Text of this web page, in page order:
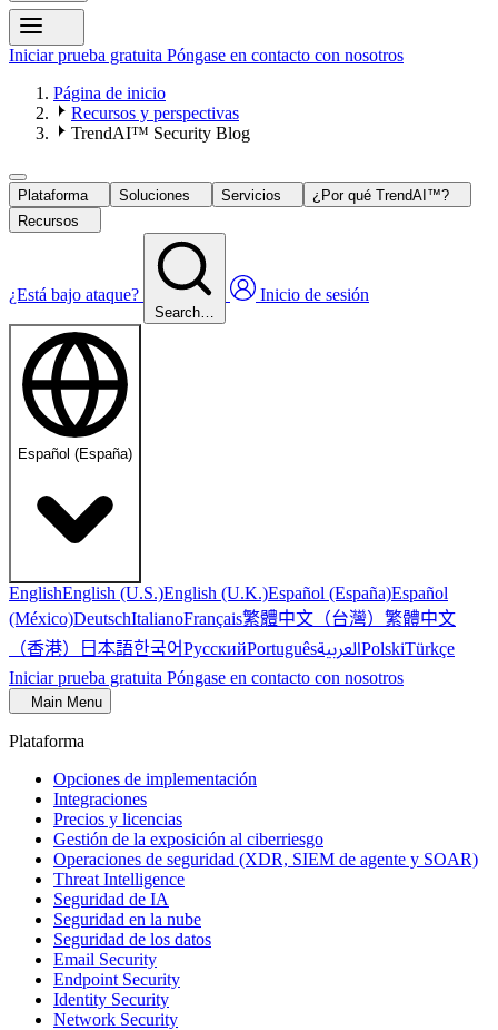
Iniciar prueba gratuita Póngase en contacto con nosotros
Página de inicio
Recursos y perspectivas
TrendAI™ Security Blog
Plataforma Soluciones Servicios
¿Por qué TrendAI™?
Recursos
¿Está bajo ataque?
Search…
Inicio de sesión
Español (España)
EnglishEnglish (U.S.)English (U.K.)Español (España)Español
(México)DeutschItalianoFrançais繁體中文（台灣） 繁體中文
（香港） 日本語한국어РусскийPortuguêsالعربيةPolskiTürkçe
Iniciar prueba gratuita Póngase en contacto con nosotros
Main Menu
Plataforma
Opciones de implementación
Integraciones
Precios y licencias
Gestión de la exposición al ciberriesgo
Operaciones de seguridad (XDR, SIEM de agente y SOAR)
Threat Intelligence
Seguridad de IA
Seguridad en la nube
Seguridad de los datos
Email Security
Endpoint Security
Identity Security
Network Security